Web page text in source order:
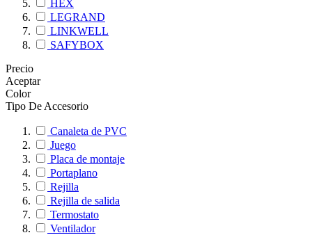
HEX
LEGRAND
LINKWELL
SAFYBOX
Precio
Aceptar
Color
Tipo De Accesorio
Canaleta de PVC
Juego
Placa de montaje
Portaplano
Rejilla
Rejilla de salida
Termostato
Ventilador